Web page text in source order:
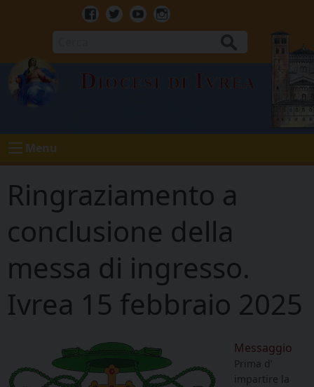
Facebook
TwitterYoutubeInstagram
Diocesi di Ivrea
Menu
Ringraziamento a
conclusione della
messa di ingresso.
Ivrea 15 febbraio 2025
Messaggio
Prima d’
impartire la